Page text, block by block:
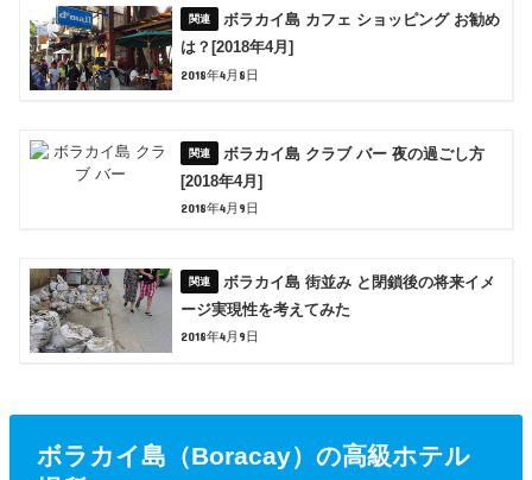
ボラカイ島 カフェ ショッピング お勧め
は？[2018年4月]
2018年4月8日
ボラカイ島 クラブ バー 夜の過ごし方
[2018年4月]
2018年4月9日
ボラカイ島 街並み と閉鎖後の将来イメ
ージ実現性を考えてみた
2018年4月9日
ボラカイ島（Boracay）の高級ホテル